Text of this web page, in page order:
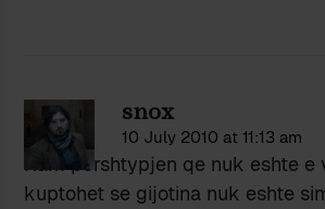
snox
10 July 2010 at 11:13 am
Kam pershtypjen qe nuk eshte e
kuptohet se gijotina nuk eshte